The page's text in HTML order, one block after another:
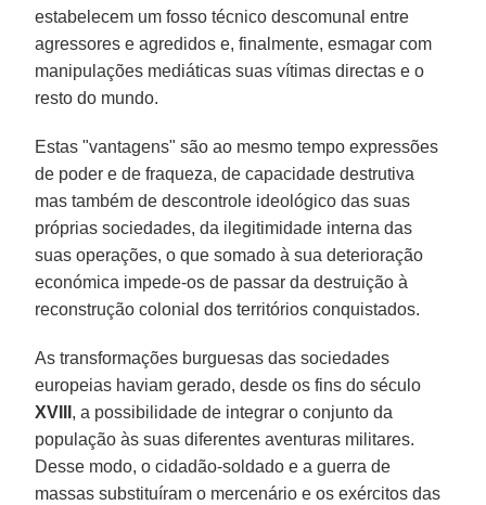
estabelecem um fosso técnico descomunal entre
agressores e agredidos e, finalmente, esmagar com
manipulações mediáticas suas vítimas directas e o
resto do mundo.
Estas "vantagens" são ao mesmo tempo expressões
de poder e de fraqueza, de capacidade destrutiva
mas também de descontrole ideológico das suas
próprias sociedades, da ilegitimidade interna das
suas operações, o que somado à sua deterioração
económica impede-os de passar da destruição à
reconstrução colonial dos territórios conquistados.
As transformações burguesas das sociedades
europeias haviam gerado, desde os fins do século
XVIII , a possibilidade de integrar o conjunto da
população às suas diferentes aventuras militares.
Desse modo, o cidadão-soldado e a guerra de
massas substituíram o mercenário e os exércitos das